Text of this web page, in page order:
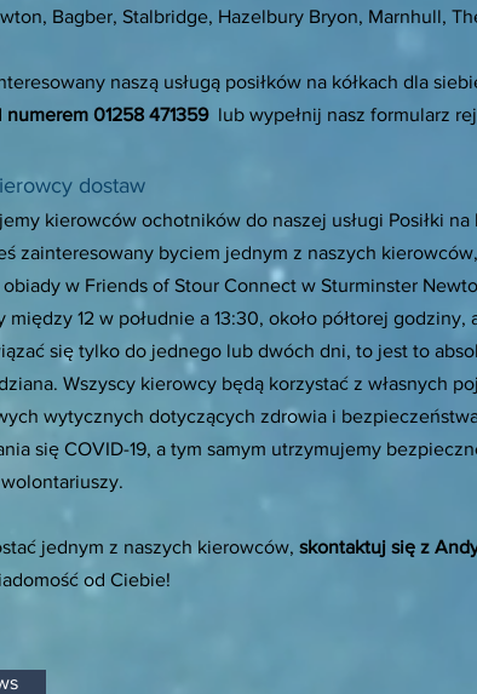
Bagber, Stalbridge, Hazelbury Bryon, Marnhull,
naszą usługą posiłków na kółkach dla
numerem 01258 471359 lub wypełnij nasz formularz
dostaw
kierowców ochotników do naszej usługi Posiłki
zainteresowany byciem jednym z naszych
w Friends of Stour Connect w Sturminster
między 12 w południe a 13:30, około półtorej
się tylko do jednego lub dwóch dni, to jest to
Wszyscy kierowcy będą korzystać z własnych
wytycznych dotyczących zdrowia i
się COVID-19, a tym samym utrzymujemy
jednym z naszych kierowców, skontaktuj się z
od Ciebie!